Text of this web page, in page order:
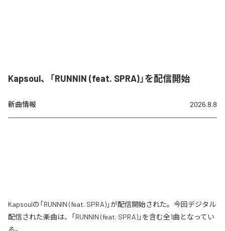
Kapsoul、「RUNNIN (feat. SPRA)」を配信開始
新曲情報 2026.8.8
Kapsoulの「RUNNIN (feat. SPRA)」が配信開始された。今回デジタル
配信された楽曲は、「RUNNIN (feat. SPRA)」を含む全1曲となってい